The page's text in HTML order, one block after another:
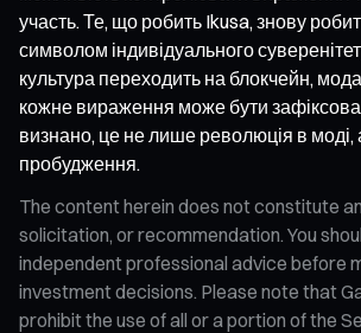
участь. Те, що робить Ikusa, знову
символом індивідуального
культура переходить на блокчейн,
кожне вираження може бути
визнано, це не лише революція в моді,
пробудження.
The content herein does not constitute
solicitation, or recommendation. You
independent professional advice before
investment decisions. Please note that
prohibit the use of all or a portion of the